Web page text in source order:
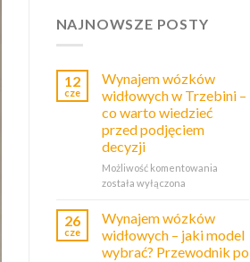
NAJNOWSZE POSTY
12
cze
Wynajem wózków
widłowych w Trzebini –
co warto wiedzieć
przed podjęciem
decyzji
Możliwość komentowania
Trzebini
–
co
została wyłączona
26
cze
Wynajem wózków
widłowych – jaki model
wybrać? Przewodnik po